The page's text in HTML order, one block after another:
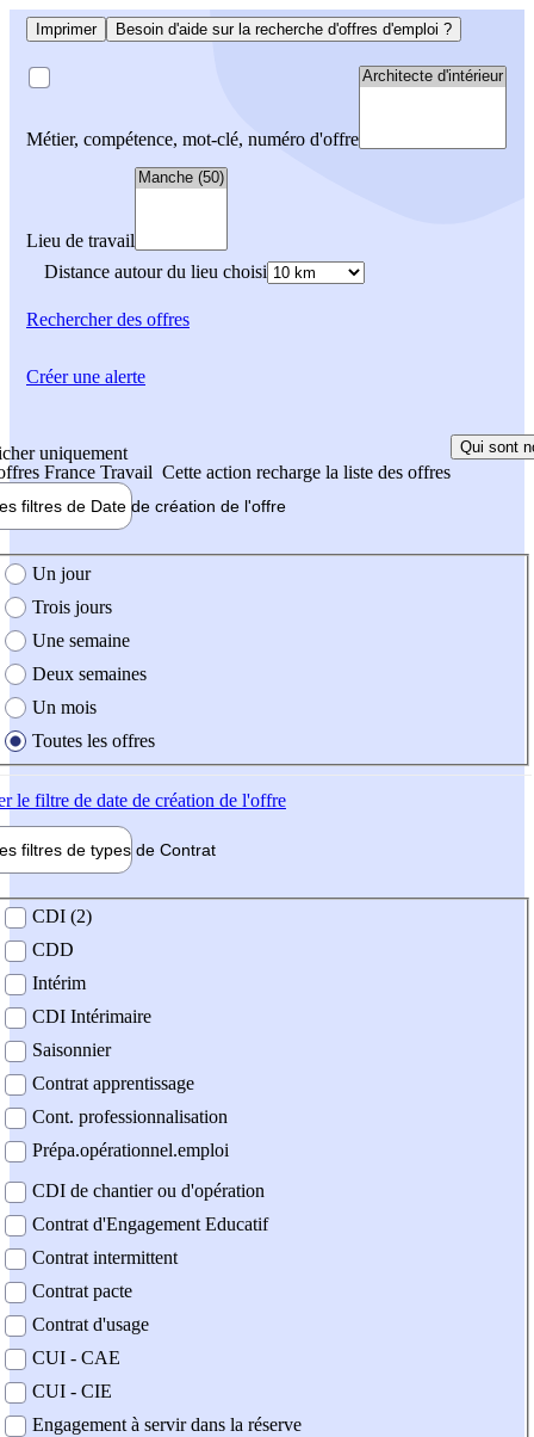
Imprimer Besoin d'aide sur la recherche d'offres d'emploi ?
Métier, compétence, mot-clé, numéro d'offre
Lieu de travail
Distance autour du lieu choisi
Rechercherdes offres
uniquement
France Travail Cette action recharge la liste des offres
Qui sont
filtres de Date de création de l'offre
création de l'offre
Un jour
Trois jours
Une semaine
Deux semaines
Un mois
Toutes les offres
le filtre de date de création de l'offre
filtres de types de Contrat
contrat
CDI (2)
CDD
Intérim
CDI Intérimaire
Saisonnier
Contrat apprentissage
Cont. professionnalisation
Prépa.opérationnel.emploi
CDI de chantier ou d'opération
Contrat d'Engagement Educatif
Contrat intermittent
Contrat pacte
Contrat d'usage
CUI - CAE
CUI - CIE
Engagement à servir dans la réserve
Créer une alerte